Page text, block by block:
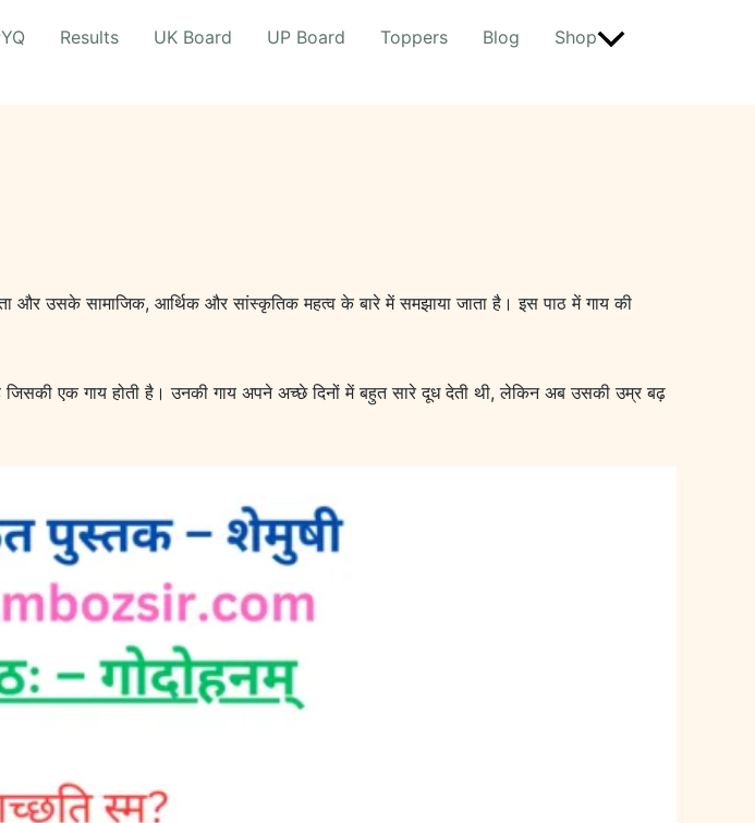
Results UK Board UP Board Toppers Blog
Shop
और उसके सामाजिक, आर्थिक और सांस्कृतिक महत्व के बारे में समझाया जाता है। इस पाठ में गाय की
जिसकी एक गाय होती है। उनकी गाय अपने अच्छे दिनों में बहुत सारे दूध देती थी, लेकिन अब उसकी उम्र बढ़